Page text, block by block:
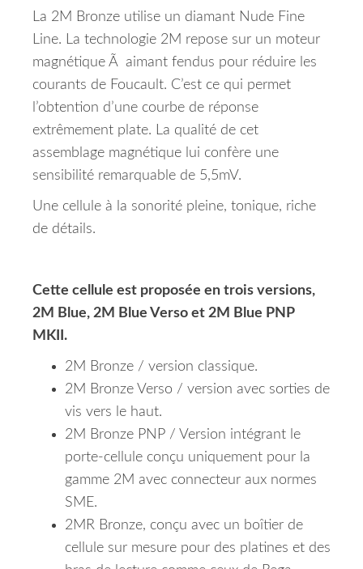
La 2M Bronze utilise un diamant Nude Fine
Line. La technologie 2M repose sur un moteur
magnétique Ã aimant fendus pour réduire les
courants de Foucault. C’est ce qui permet
l’obtention d’une courbe de réponse
extrêmement plate. La qualité de cet
assemblage magnétique lui confère une
sensibilité remarquable de 5,5mV.
Une cellule à la sonorité pleine, tonique, riche
de détails.
Cette cellule est proposée en trois versions,
2M Blue, 2M Blue Verso et 2M Blue PNP
MKII.
2M Bronze / version classique.
2M Bronze Verso / version avec sorties de
vis vers le haut.
2M Bronze PNP / Version intégrant le
porte-cellule conçu uniquement pour la
gamme 2M avec connecteur aux normes
SME.
2MR Bronze, conçu avec un boîtier de
cellule sur mesure pour des platines et des